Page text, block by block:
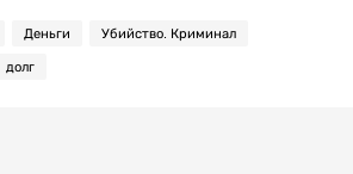
Деньги Убийство. Криминал
долг